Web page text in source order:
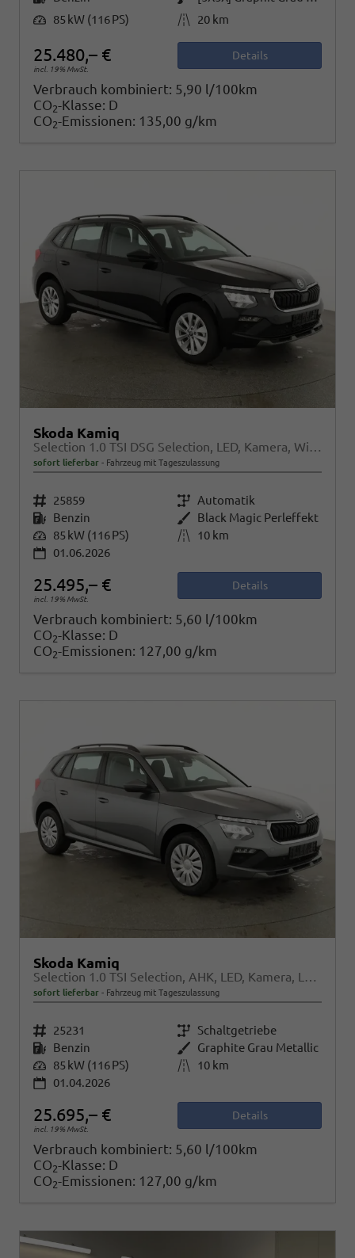
Leistung 85 kW (116 PS) Kilometerstand 20 km
25.480,– €
incl. 19% MwSt.
Details
Verbrauch kombiniert: 5,90 l/100km
CO2-Klasse: D
CO2-Emissionen: 135,00 g/km
Skoda Kamiq
Selection 1.0 TSI DSG Selection, LED, Kamera, Winter, Ladeboden, 16-Zoll, 4.J-Garantie
sofort lieferbar Fahrzeug mit Tageszulassung
Fahrzeugnr. 25859 Getriebe Automatik
Kraftstoff Benzin Außenfarbe Black Magic Perleffekt
Leistung 85 kW (116 PS) Kilometerstand
10 km
01.06.2026
25.495,– €
incl. 19% MwSt.
Details
Verbrauch kombiniert: 5,60 l/100km
CO2-Klasse: D
CO2-Emissionen: 127,00 g/km
Skoda Kamiq
Selection 1.0 TSI Selection, AHK, LED, Kamera, Ladeboden, Winter
sofort lieferbar Fahrzeug mit Tageszulassung
Fahrzeugnr. 25231 Getriebe Schaltgetriebe
Kraftstoff Benzin Außenfarbe Graphite Grau Metallic
Leistung 85 kW (116 PS) Kilometerstand
10 km
01.04.2026
25.695,– €
incl. 19% MwSt.
Details
Verbrauch kombiniert: 5,60 l/100km
CO2-Klasse: D
CO2-Emissionen: 127,00 g/km